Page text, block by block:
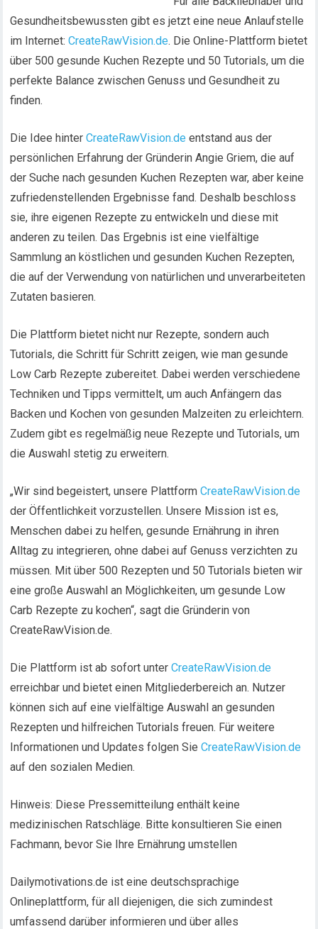
Gesundheitsbewussten gibt es jetzt eine neue Anlaufstelle
im Internet:CreateRawVision.de. Die Online-Plattform bietet
über 500 gesunde Kuchen Rezepte und 50 Tutorials, um die
perfekte Balance zwischen Genuss und Gesundheit zu
finden.
Die Idee hinterCreateRawVision.de entstand aus der
persönlichen Erfahrung der Gründerin Angie Griem, die auf
der Suche nach gesunden Kuchen Rezepten war, aber keine
zufriedenstellenden Ergebnisse fand. Deshalb beschloss
sie, ihre eigenen Rezepte zu entwickeln und diese mit
anderen zu teilen. Das Ergebnis ist eine vielfältige
Sammlung an köstlichen und gesunden Kuchen Rezepten,
die auf der Verwendung von natürlichen und unverarbeiteten
Zutaten basieren.
Die Plattform bietet nicht nur Rezepte, sondern auch
Tutorials, die Schritt für Schritt zeigen, wie man gesunde
Low Carb Rezepte zubereitet. Dabei werden verschiedene
Techniken und Tipps vermittelt, um auch Anfängern das
Backen und Kochen von gesunden Malzeiten zu erleichtern.
Zudem gibt es regelmäßig neue Rezepte und Tutorials, um
die Auswahl stetig zu erweitern.
„Wir sind begeistert, unsere PlattformCreateRawVision.de
der Öffentlichkeit vorzustellen. Unsere Mission ist es,
Menschen dabei zu helfen, gesunde Ernährung in ihren
Alltag zu integrieren, ohne dabei auf Genuss verzichten zu
müssen. Mit über 500 Rezepten und 50 Tutorials bieten wir
eine große Auswahl an Möglichkeiten, um gesunde Low
Carb Rezepte zu kochen“, sagt die Gründerin von
CreateRawVision.de.
Die Plattform ist ab sofort unterCreateRawVision.de
erreichbar und bietet einen Mitgliederbereich an. Nutzer
können sich auf eine vielfältige Auswahl an gesunden
Rezepten und hilfreichen Tutorials freuen. Für weitere
Informationen und Updates folgen SieCreateRawVision.de
auf den sozialen Medien.
Hinweis: Diese Pressemitteilung enthält keine
medizinischen Ratschläge. Bitte konsultieren Sie einen
Fachmann, bevor Sie Ihre Ernährung umstellen
Dailymotivations.de ist eine deutschsprachige
Onlineplattform, für all diejenigen, die sich zumindest
umfassend darüber informieren und über alles